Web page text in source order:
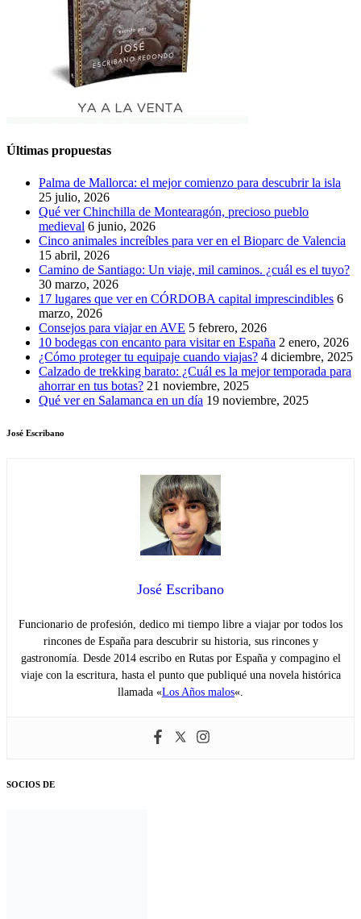
Últimas propuestas
Palma de Mallorca: el mejor comienzo para descubrir la isla
25 julio, 2026
Qué ver Chinchilla de Montearagón, precioso pueblo
medieval 6 junio, 2026
Cinco animales increíbles para ver en el Bioparc de Valencia
15 abril, 2026
Camino de Santiago: Un viaje, mil caminos. ¿cuál es el tuyo?
30 marzo, 2026
17 lugares que ver en CÓRDOBA capital imprescindibles 6
marzo, 2026
Consejos para viajar en AVE 5 febrero, 2026
10 bodegas con encanto para visitar en España 2 enero, 2026
¿Cómo proteger tu equipaje cuando viajas? 4 diciembre, 2025
Calzado de trekking barato: ¿Cuál es la mejor temporada para
ahorrar en tus botas? 21 noviembre, 2025
Qué ver en Salamanca en un día 19 noviembre, 2025
José Escribano
José Escribano
Funcionario de profesión, dedico mi tiempo libre a viajar por todos los
rincones de España para descubrir su historia, sus rincones y
gastronomía. Desde 2014 escribo en Rutas por España y compagino el
viaje con la escritura, hasta el punto que publiqué una novela histórica
llamada «Los Años malos«.
SOCIOS DE